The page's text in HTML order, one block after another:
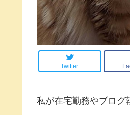
Twitter
私が在宅勤務やブログ